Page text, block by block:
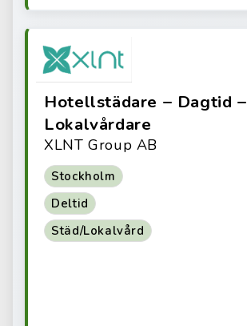
Hotellstädare – Dagtid –
Lokalvårdare
XLNT Group AB
Stockholm
Deltid
Städ/Lokalvård